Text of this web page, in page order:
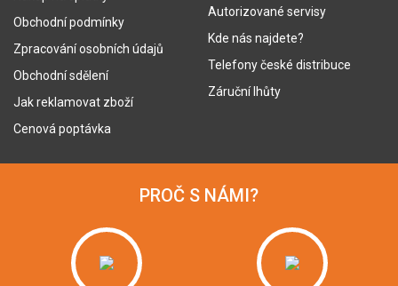
Obchodní podmínky
Zpracování osobních údajů
Obchodní sdělení
Jak reklamovat zboží
Cenová poptávka
Autorizované servisy
Kde nás najdete?
Telefony české distribuce
Záruční lhůty
PROČ S NÁMI?